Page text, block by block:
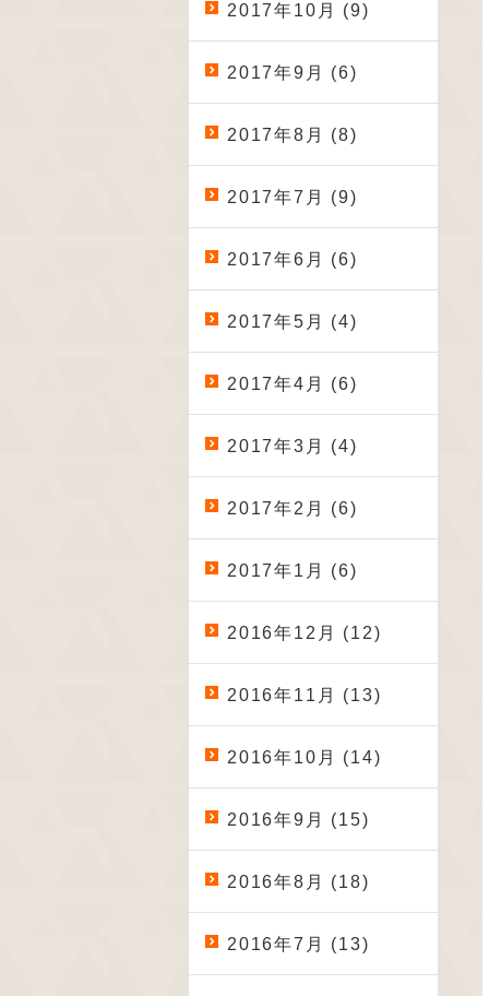
2017年10月 (9)
2017年9月 (6)
2017年8月 (8)
2017年7月 (9)
2017年6月 (6)
2017年5月 (4)
2017年4月 (6)
2017年3月 (4)
2017年2月 (6)
2017年1月 (6)
2016年12月 (12)
2016年11月 (13)
2016年10月 (14)
2016年9月 (15)
2016年8月 (18)
2016年7月 (13)